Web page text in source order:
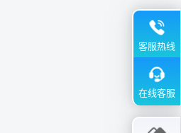
客服热线
在线客服